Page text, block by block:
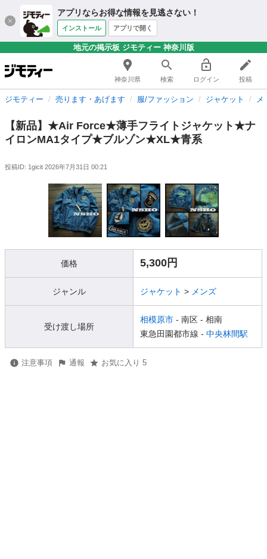
アプリならお得な情報を見逃さない！
インストール アプリで開く
地元の掲示板 ジモティー 神奈川版
神奈川県 検索 ログイン 投稿
ジモティー 売ります・あげます 服/ファッション ジャケット メ
【新品】★Air Force★薄手フライトジャケット★ナ
イロンMA1タイプ★ブルゾン★XL★青系
投稿ID: 1gicit 2026年7月31日 00:21
価格 5,300円
ジャンル ジャケット > メンズ
受け渡し場所
相模原市 - 南区 - 相南
東急田園都市線 - 中央林間駅
注意事項 通報 お気に入り 5